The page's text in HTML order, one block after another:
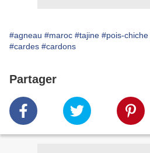
#agneau #maroc #tajine #pois-chiche
#cardes #cardons
Partager